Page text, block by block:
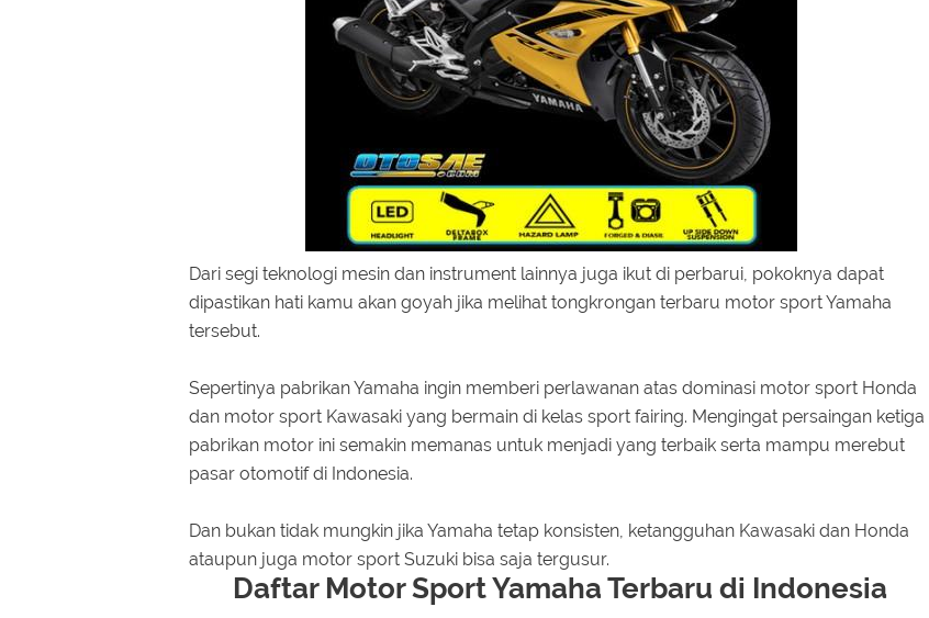
Dari segi teknologi mesin dan instrument lainnya juga ikut di perbarui, pokoknya dapat
dipastikan hati kamu akan goyah jika melihat tongkrongan terbaru motor sport Yamaha
tersebut.
Sepertinya pabrikan Yamaha ingin memberi perlawanan atas dominasi motor sport Honda
dan motor sport Kawasaki yang bermain di kelas sport fairing. Mengingat persaingan ketiga
pabrikan motor ini semakin memanas untuk menjadi yang terbaik serta mampu merebut
pasar otomotif di Indonesia.
Dan bukan tidak mungkin jika Yamaha tetap konsisten, ketangguhan Kawasaki dan Honda
ataupun juga motor sport Suzuki bisa saja tergusur.
Daftar Motor Sport Yamaha Terbaru di Indonesia